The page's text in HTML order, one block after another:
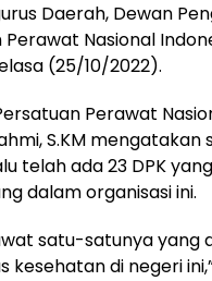
Daerah, Dewan
Nasional
(25/10/2022).
Perawat
S.KM mengatakan
telah ada 23 DPK
dalam organisasi ini.
satu-satunya yang
di negeri